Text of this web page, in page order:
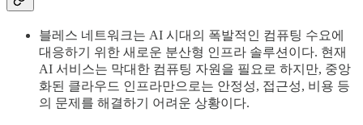
블레스 네트워크는 AI 시대의 폭발적인 컴퓨팅 수요에
대응하기 위한 새로운 분산형 인프라 솔루션이다. 현재
AI 서비스는 막대한 컴퓨팅 자원을 필요로 하지만, 중앙
화된 클라우드 인프라만으로는 안정성, 접근성, 비용 등
의 문제를 해결하기 어려운 상황이다.